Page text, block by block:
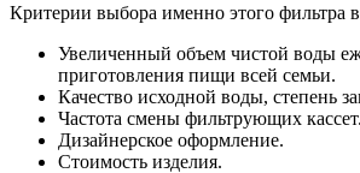
Критерии выбора именно этого фильтра
Увеличенный объем чистой воды
приготовления пищи всей семьи.
Качество исходной воды, степень
Частота смены фильтрующих кассет.
Дизайнерское оформление.
Стоимость изделия.